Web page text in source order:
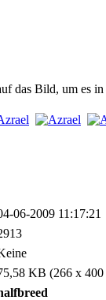
das Bild, um es
06-2009 11:17:21
KB (266 x